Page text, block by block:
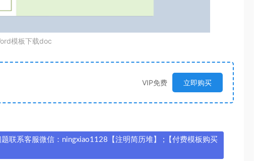
模板下载doc
VIP免费 立即购买
联系客服微信：ningxiao1128【注明简历堆】 ;【付费模板购买